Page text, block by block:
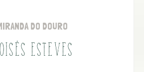
DO DOURO
ESTEVES